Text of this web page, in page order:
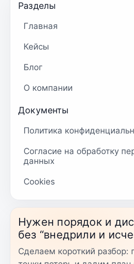
Разделы
Главная
Кейсы
Блог
О компании
Документы
Политика
Согласие на обработку
данных
Cookies
Нужен порядок и
без “внедрили и
Сделаем короткий разбор: